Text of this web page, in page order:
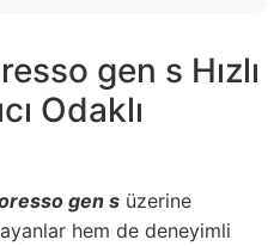
gen s Hızlı
Odaklı
gen s üzerine
hem de deneyimli